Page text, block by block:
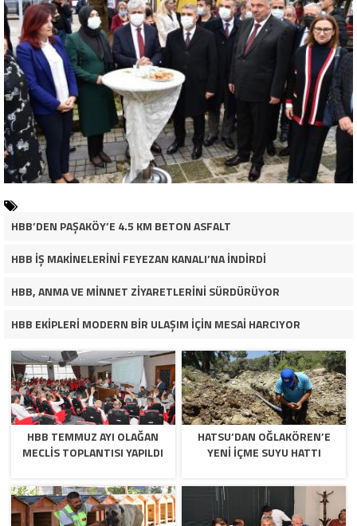
HBB’DEN PAŞAKÖY’E 4.5 KM BETON ASFALT
HBB İŞ MAKİNELERİNİ FEYEZAN KANALI’NA İNDİRDİ
HBB, ANMA VE MİNNET ZİYARETLERİNİ SÜRDÜRÜYOR
HBB EKİPLERİ MODERN BİR ULAŞIM İÇİN MESAİ HARCIYOR
HBB TEMMUZ AYI OLAĞAN
MECLİS TOPLANTISI YAPILDI
HATSU’DAN OĞLAKÖREN’E
YENİ İÇME SUYU HATTI